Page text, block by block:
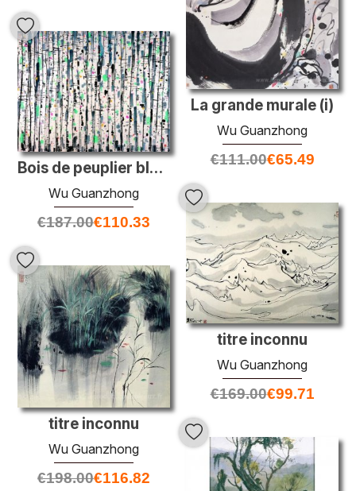
La grande murale (i)
Wu Guanzhong
€111.00€65.49
Bois de peuplier blanc
Wu Guanzhong
€187.00€110.33
titre inconnu
Wu Guanzhong
€169.00€99.71
titre inconnu
Wu Guanzhong
€198.00€116.82